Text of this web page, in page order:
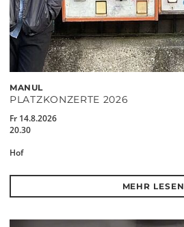
MANUL
PLATZKONZERTE 2026
Fr 14.8.2026
20.30
Hof
MEHR LESEN